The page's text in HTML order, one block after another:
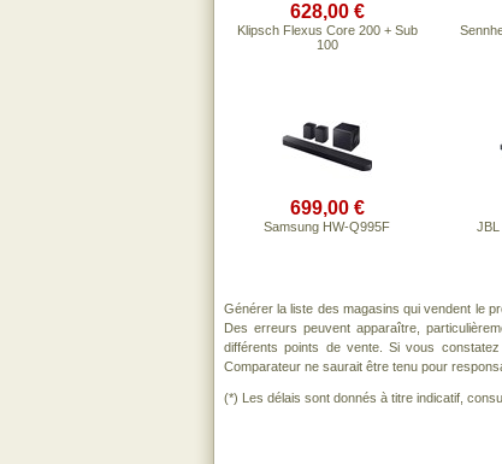
628,00 €
Klipsch Flexus Core 200 + Sub
100
699,00 €
Samsung HW-Q995F JBL
Générer la liste des magasins qui vendent le
Des erreurs peuvent apparaître,
différents points de vente. Si vous
Comparateur ne saurait être tenu pour
(*) Les délais sont donnés à titre indicatif,